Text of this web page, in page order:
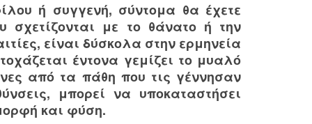
ή συγγενή, σύντομα θα έχετε
με το θάνατο ή την
είναι δύσκολα στην ερμηνεία
έντονα γεμίζει το μυαλό
από τα πάθη που τις γέννησαν
μπορεί να υποκαταστήσει
και φύση.